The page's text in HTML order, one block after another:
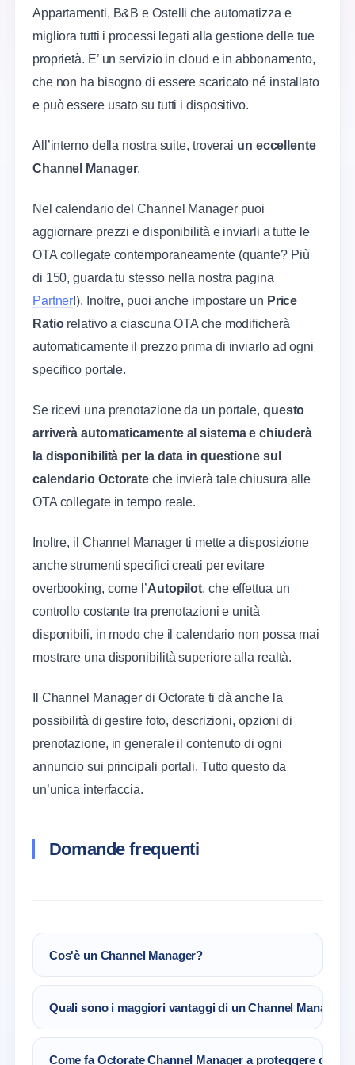
Appartamenti, B&B e Ostelli che automatizza e
migliora tutti i processi legati alla gestione delle tue
proprietà. E’ un servizio in cloud e in abbonamento,
che non ha bisogno di essere scaricato né installato
e può essere usato su tutti i dispositivo.
All’interno della nostra suite, troverai un eccellente
Channel Manager.
Nel calendario del Channel Manager puoi
aggiornare prezzi e disponibilità e inviarli a tutte le
OTA collegate contemporaneamente (quante? Più
di 150, guarda tu stesso nella nostra pagina
Partner!). Inoltre, puoi anche impostare un Price
Ratiorelativo a ciascuna OTA che modificherà
automaticamente il prezzo prima di inviarlo ad ogni
specifico portale.
Se ricevi una prenotazione da un portale, questo
arriverà automaticamente al sistema e chiuderà
la disponibilità per la data in questione sul
calendario Octorate che invierà tale chiusura alle
OTA collegate in tempo reale.
Inoltre, il Channel Manager ti mette a disposizione
anche strumenti specifici creati per evitare
overbooking, come l’Autopilot, che effettua un
controllo costante tra prenotazioni e unità
disponibili, in modo che il calendario non possa mai
mostrare una disponibilità superiore alla realtà.
Il Channel Manager di Octorate ti dà anche la
possibilità di gestire foto, descrizioni, opzioni di
prenotazione, in generale il contenuto di ogni
annuncio sui principali portali. Tutto questo da
un’unica interfaccia.
Domande frequenti
Cos'è un Channel Manager?
Un Channel Manager è un software che
automatizza tutti i processi che
contraddistinguono una proprietà nel settore
Quali sono i maggiori vantaggi di un Channel Manager?
Come fa Octorate Channel Manager a proteggere